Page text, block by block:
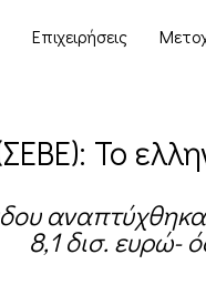
Επιχειρήσεις
Το
8,1 δισ. ευρώ-